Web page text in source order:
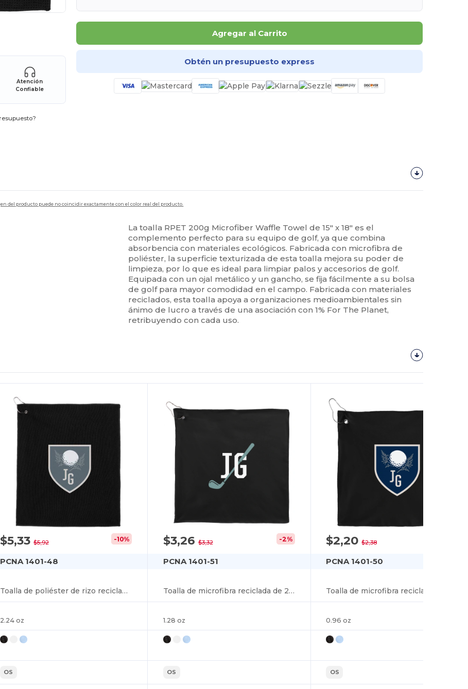
Atención
Confiable
Agregar al Carrito
Obtén un presupuesto express
del producto puede no coincidir exactamente con el color real del producto.
La toalla RPET 200g Microfiber Waffle Towel de 15" x 18" es el
complemento perfecto para su equipo de golf, ya que combina
absorbencia con materiales ecológicos. Fabricada con microfibra de
poliéster, la superficie texturizada de esta toalla mejora su poder de
limpieza, por lo que es ideal para limpiar palos y accesorios de golf.
Equipada con un ojal metálico y un gancho, se fija fácilmente a su bolsa
de golf para mayor comodidad en el campo. Fabricada con materiales
reciclados, esta toalla apoya a organizaciones medioambientales sin
ánimo de lucro a través de una asociación con 1% For The Planet,
retribuyendo con cada uso.
$5,33 $5,92 -10%
PCNA 1401-48
Toalla de poliéster de rizo reciclado de 300 g de 15 x 18 pulgadas
2.24 oz
OS
$3,26$3,32 -2%
PCNA 1401-51
Toalla de microfibra reciclada de 200 g 15" x 15
1.28 oz
OS
$2,20$2,38
PCNA 1401-50
0.96 oz
OS